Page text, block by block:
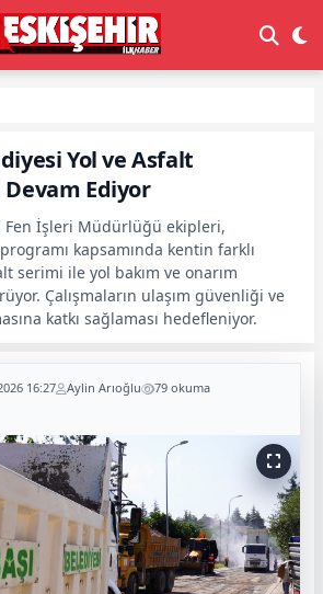
Yol ve Asfalt
Devam Ediyor
Fen İşleri Müdürlüğü ekipleri,
kapsamında kentin farklı
serimi ile yol bakım ve onarım
Çalışmaların ulaşım güvenliği ve
katkı sağlaması hedefleniyor.
16:27 Aylin Arıoğlu 79 okuma